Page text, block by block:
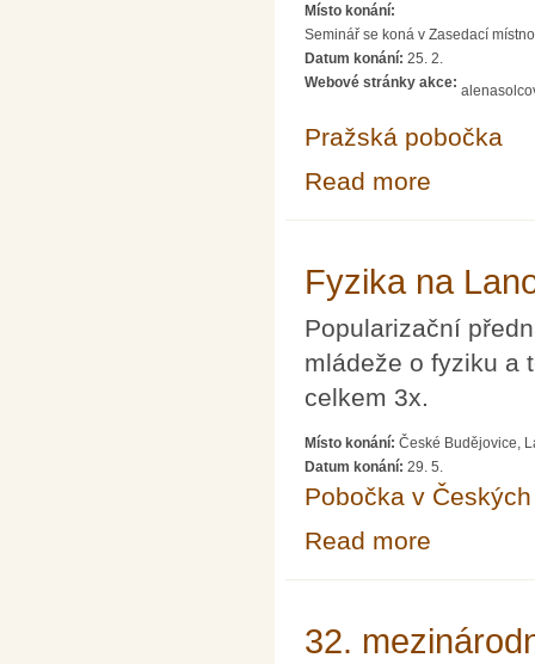
Místo konání:
Seminář se koná v Zasedací
Datum konání: 25. 2.
Webové stránky akce:
Pražská pobočka
Read more
Fyzika na
Popularizační
mládeže o fyziku a
celkem 3x.
Místo konání: České Budějovice,
Datum konání: 29. 5.
Pobočka v
Read more
32.